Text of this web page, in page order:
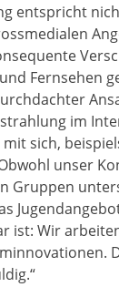
entspricht
Fernsehen
im
sich,
unser
Gruppen
ist: Wir